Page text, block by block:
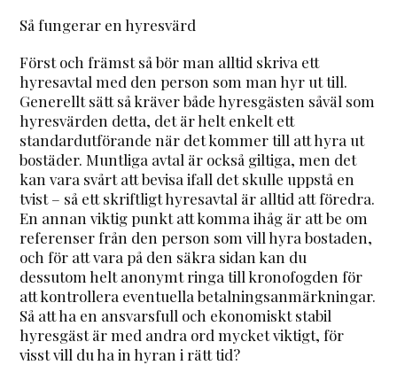
Så fungerar en hyresvärd
Först och främst så bör man alltid skriva ett
hyresavtal med den person som man hyr ut till.
Generellt sätt så kräver både hyresgästen såväl som
hyresvärden detta, det är helt enkelt ett
standardutförande när det kommer till att hyra ut
bostäder. Muntliga avtal är också giltiga, men det
kan vara svårt att bevisa ifall det skulle uppstå en
tvist – så ett skriftligt hyresavtal är alltid att föredra.
En annan viktig punkt att komma ihåg är att be om
referenser från den person som vill hyra bostaden,
och för att vara på den säkra sidan kan du
dessutom helt anonymt ringa till kronofogden för
att kontrollera eventuella betalningsanmärkningar.
Så att ha en ansvarsfull och ekonomiskt stabil
hyresgäst är med andra ord mycket viktigt, för
visst vill du ha in hyran i rätt tid?